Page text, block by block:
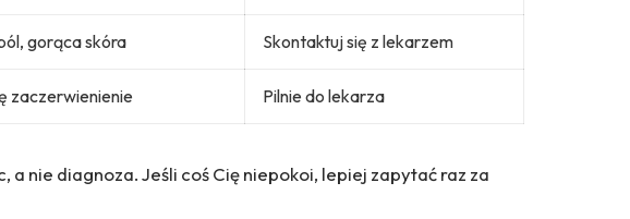
gorąca skóra Skontaktuj się z lekarzem
zaczerwienienie Pilnie do lekarza
nie diagnoza. Jeśli coś Cię niepokoi, lepiej zapytać raz za